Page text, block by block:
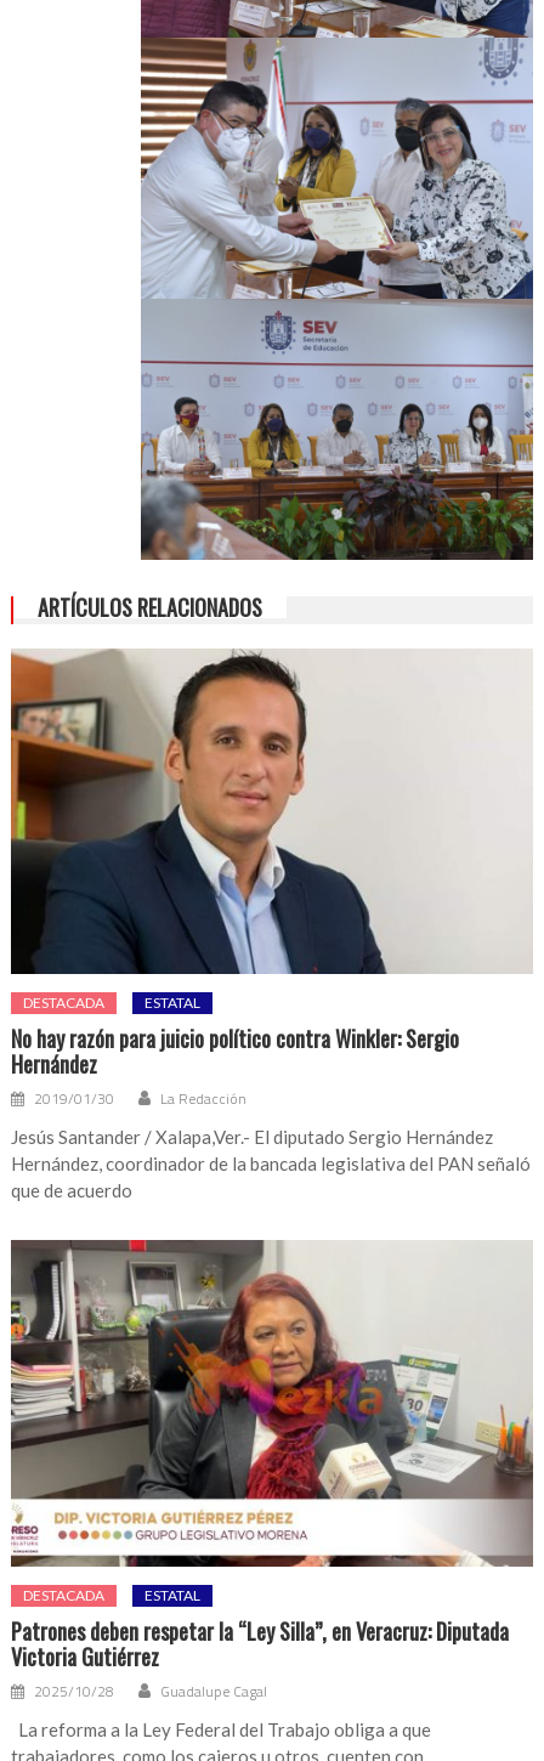
ARTÍCULOS RELACIONADOS
DESTACADA ESTATAL
No hay razón para juicio político contra Winkler: Sergio
Hernández
2019/01/30 La Redacción
Jesús Santander / Xalapa,Ver.- El diputado Sergio Hernández
Hernández, coordinador de la bancada legislativa del PAN señaló
que de acuerdo
DESTACADA ESTATAL
Patrones deben respetar la “Ley Silla”, en Veracruz: Diputada
Victoria Gutiérrez
2025/10/28 Guadalupe Cagal
La reforma a la Ley Federal del Trabajo obliga a que
trabajadores, como los cajeros u otros, cuenten con